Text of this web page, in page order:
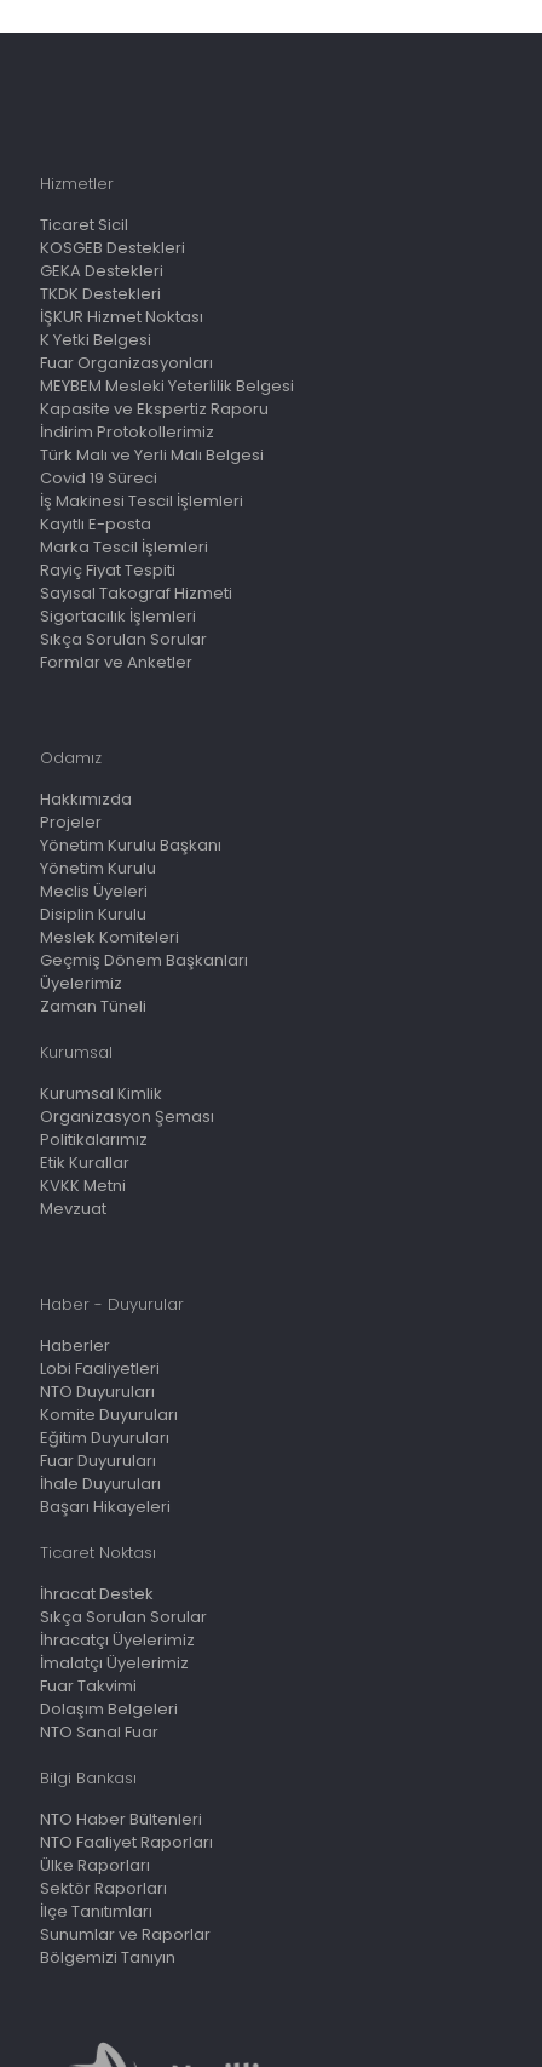
Hizmetler
Ticaret Sicil
KOSGEB Destekleri
GEKA Destekleri
TKDK Destekleri
İŞKUR Hizmet Noktası
K Yetki Belgesi
Fuar Organizasyonları
MEYBEM Mesleki Yeterlilik Belgesi
Kapasite ve Ekspertiz Raporu
İndirim Protokollerimiz
Türk Malı ve Yerli Malı Belgesi
Covid 19 Süreci
İş Makinesi Tescil İşlemleri
Kayıtlı E-posta
Marka Tescil İşlemleri
Rayiç Fiyat Tespiti
Sayısal Takograf Hizmeti
Sigortacılık İşlemleri
Sıkça Sorulan Sorular
Formlar ve Anketler
Odamız
Hakkımızda
Projeler
Yönetim Kurulu Başkanı
Yönetim Kurulu
Meclis Üyeleri
Disiplin Kurulu
Meslek Komiteleri
Geçmiş Dönem Başkanları
Üyelerimiz
Zaman Tüneli
Kurumsal
Kurumsal Kimlik
Organizasyon Şeması
Politikalarımız
Etik Kurallar
KVKK Metni
Mevzuat
Haber - Duyurular
Haberler
Lobi Faaliyetleri
NTO Duyuruları
Komite Duyuruları
Eğitim Duyuruları
Fuar Duyuruları
İhale Duyuruları
Başarı Hikayeleri
Ticaret Noktası
İhracat Destek
Sıkça Sorulan Sorular
İhracatçı Üyelerimiz
İmalatçı Üyelerimiz
Fuar Takvimi
Dolaşım Belgeleri
NTO Sanal Fuar
Bilgi Bankası
NTO Haber Bültenleri
NTO Faaliyet Raporları
Ülke Raporları
Sektör Raporları
İlçe Tanıtımları
Sunumlar ve Raporlar
Bölgemizi Tanıyın